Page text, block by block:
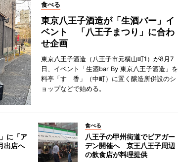
食べる
東京八王子酒造が「生酒バー」イ
ベント 「八王子まつり」に合わ
せ企画
東京八王子酒造（八王子市元横山町1）が8月7
日、イベント「生酒bar By 東京八王子酒造」を
料亭「すゞ香」（中町）に置く醸造所併設のシ
ョップなどで始める。
に「ア
出店へ
食べる
八王子の甲州街道でビアガー
デン開催へ 京王八王子周辺
の飲食店が料理提供